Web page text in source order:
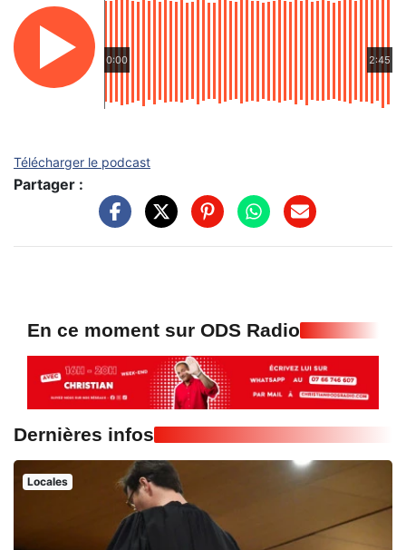
0:00 2:45
Télécharger le podcast
Partager :
En ce moment sur ODS Radio
Dernières infos
Locales